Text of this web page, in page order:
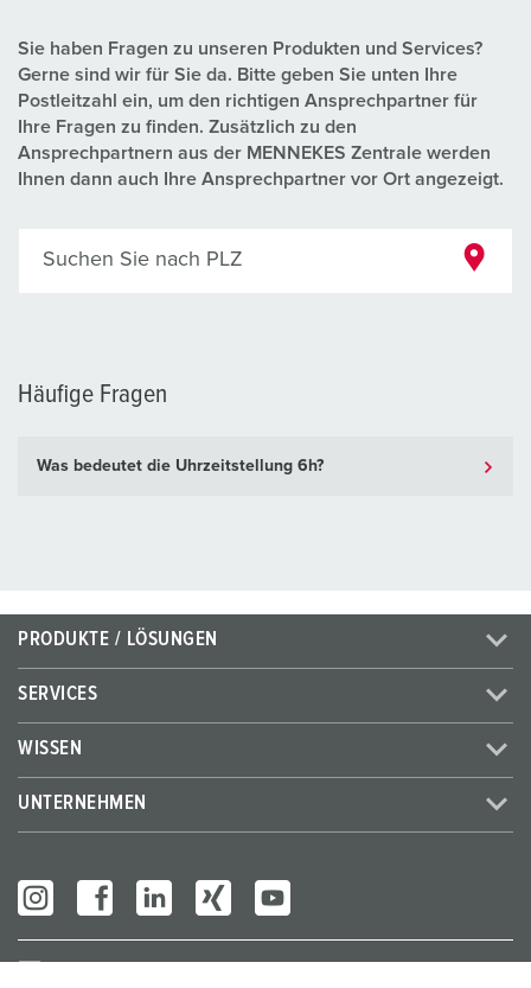
Sie haben Fragen zu unseren Produkten und Services?
Gerne sind wir für Sie da. Bitte geben Sie unten Ihre
Postleitzahl ein, um den richtigen Ansprechpartner für
Ihre Fragen zu finden. Zusätzlich zu den
Ansprechpartnern aus der MENNEKES Zentrale werden
Ihnen dann auch Ihre Ansprechpartner vor Ort angezeigt.
Suchen Sie nach PLZ
Häufige Fragen
Was bedeutet die Uhrzeitstellung 6h?
PRODUKTE / LÖSUNGEN
SERVICES
WISSEN
UNTERNEHMEN